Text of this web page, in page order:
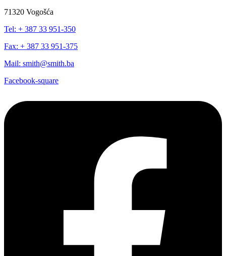
71320 Vogošća
Tel: + 387 33 951-350
Fax: + 387 33 951-375
Mail: smith@smith.ba
Facebook-square